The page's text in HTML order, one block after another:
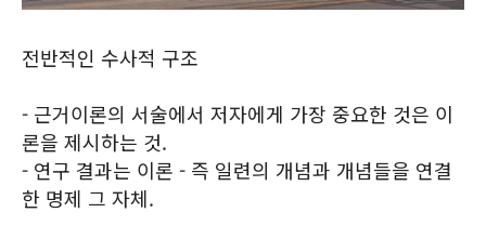
전반적인 수사적 구조
- 근거이론의 서술에서 저자에게 가장 중요한 것은 이
론을 제시하는 것.
- 연구 결과는 이론 - 즉 일련의 개념과 개념들을 연결
한 명제 그 자체.